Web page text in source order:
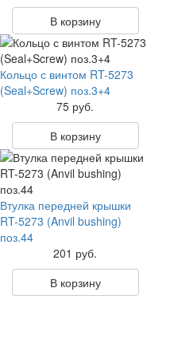
В корзину
Кольцо с винтом RT-5273
(Seal+Screw) поз.3+4
75 руб.
В корзину
Втулка передней крышки
RT-5273 (Anvil bushing)
поз.44
201 руб.
В корзину